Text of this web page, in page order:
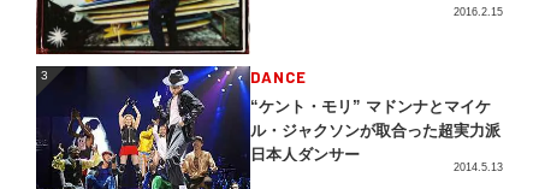
2016.2.15
3 DANCE
“ケント・モリ” マドンナとマイケ
ル・ジャクソンが取合った超実力派
日本人ダンサー
2014.5.13